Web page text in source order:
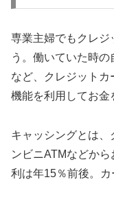
専業主婦でもクレジ
う。働いていた時
など、クレジット
機能を利用してお金
キャッシングとは、
ンビニATMなどか
利は年15％前後。カ